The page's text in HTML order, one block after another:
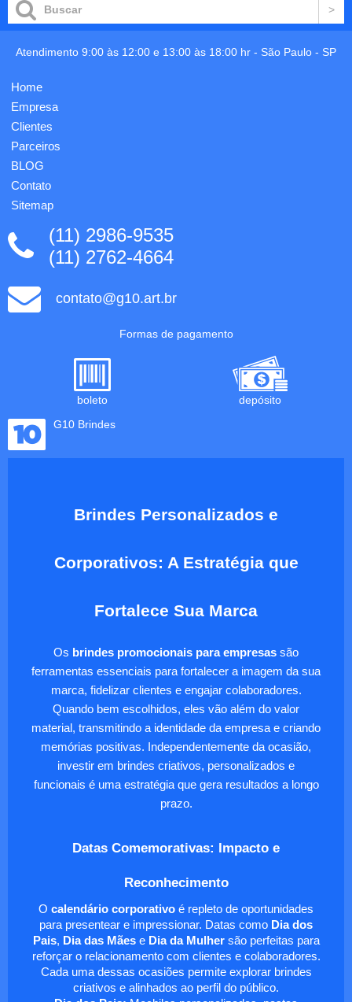
gravação
em 4x4
incluso,
Capacidade
mL.
Atendimento 9:00 às 12:00 e 13:00 às 18:00 hr - São Paulo - SP
Home
Empresa
Clientes
Parceiros
BLOG
Contato
Sitemap
(11) 2986-9535
(11) 2762-4664
contato@g10.art.br
Formas de pagamento
boleto
depósito
G10 Brindes
Brindes Personalizados e
Corporativos: A Estratégia que
Fortalece Sua Marca
Os brindes promocionais para empresas são
ferramentas essenciais para fortalecer a imagem da sua
marca, fidelizar clientes e engajar colaboradores.
Quando bem escolhidos, eles vão além do valor
material, transmitindo a identidade da empresa e criando
memórias positivas. Independentemente da ocasião,
investir em brindes criativos, personalizados e
funcionais é uma estratégia que gera resultados a longo
prazo.
Datas Comemorativas: Impacto e
Reconhecimento
O calendário corporativo é repleto de oportunidades
para presentear e impressionar. Datas como Dia dos
Pais, Dia das Mãese Dia da Mulhersão perfeitas para
reforçar o relacionamento com clientes e colaboradores.
Cada uma dessas ocasiões permite explorar brindes
criativos e alinhados ao perfil do público.